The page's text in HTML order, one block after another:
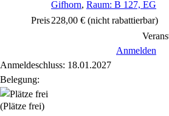
Gifhorn, Raum: B 127, EG
Preis228,00 € (nicht rabattierbar)
Anmelden
Anmeldeschluss: 18.01.2027
Belegung:
(Plätze frei)